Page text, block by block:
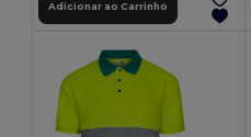
Adicionar ao Carrinho